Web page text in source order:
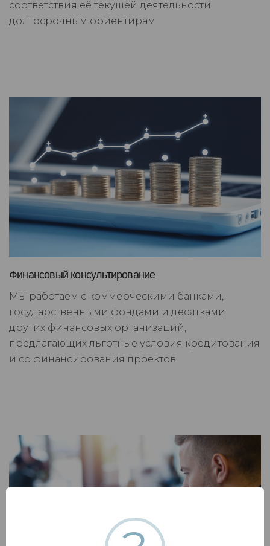
соответствия её текущей деятельности
долгосрочным ориентирам
Финансовый консультирование
Мы работаем с коммерческими банками,
государственными фондами и десятками
других финансовых организаций,
предлагающих льготные условия кредитования
и со финансирования проектов